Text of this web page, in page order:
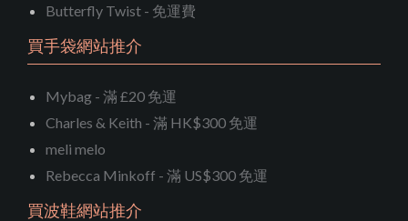
Butterfly Twist - 免運費
買手袋網站推介
Mybag - 滿 £20 免運
Charles & Keith - 滿 HK$300 免運
meli melo
Rebecca Minkoff - 滿 US$300 免運
買波鞋網站推介